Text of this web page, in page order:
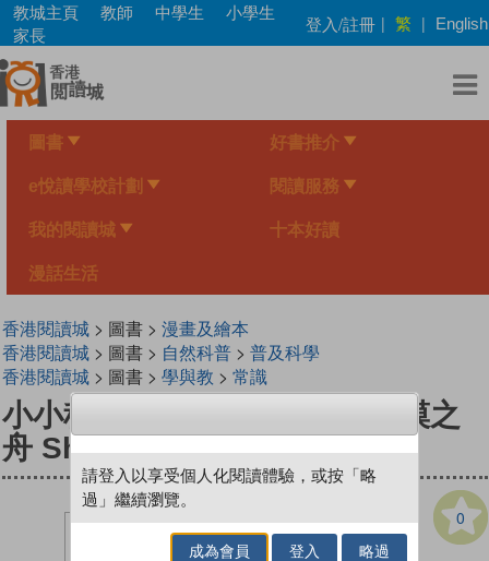
Skip
main
content
教城主頁 教師 中學生
小學生
家長
登入/註冊 | 繁 | English
圖書 好書推介
e悅讀學校計劃 閱讀服務
我的閱讀城 十本好讀
漫話生活
香港閱讀城> 圖書 > 漫畫及繪本
香港閱讀城> 圖書 > 自然科普> 普及科學
香港閱讀城> 圖書 > 學與教 > 常識
小小科學家（第三级）#13 沙漠之
舟 Ship of the Desert
0
請登入以享受個人化閱讀體驗，或按「略
過」繼續瀏覽。
成為會員 登入 略過